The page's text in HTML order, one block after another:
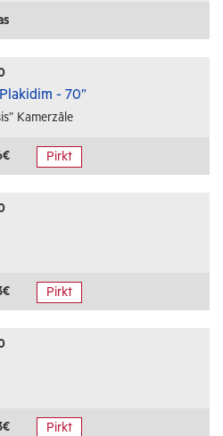
- 70”
Kamerzāle
Pirkt
Pirkt
Pirkt